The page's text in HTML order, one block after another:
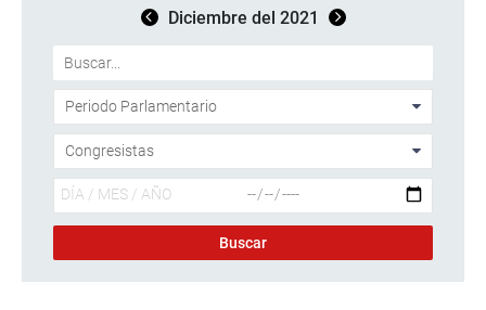
Diciembre del 2021